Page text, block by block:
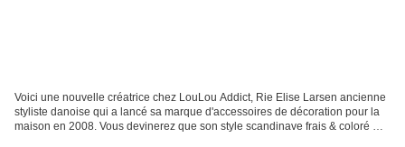
Voici une nouvelle créatrice chez LouLou Addict, Rie Elise Larsen ancienne
styliste danoise qui a lancé sa marque d'accessoires de décoration pour la
maison en 2008. Vous devinerez que son style scandinave frais & coloré m'a